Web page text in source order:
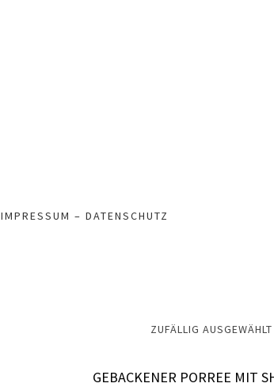
IMPRESSUM – DATENSCHUTZ
ZUFÄLLIG AUSGEWÄHLT
GEBACKENER PORREE MIT